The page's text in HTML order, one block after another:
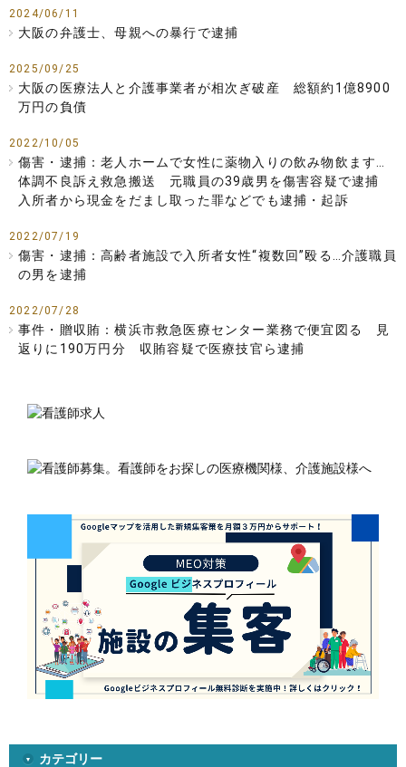
2024/06/11
大阪の弁護士、母親への暴行で逮捕
2025/09/25
大阪の医療法人と介護事業者が相次ぎ破産 総額約1億8900
万円の負債
2022/10/05
傷害・逮捕：老人ホームで女性に薬物入りの飲み物飲ます…
体調不良訴え救急搬送 元職員の39歳男を傷害容疑で逮捕
入所者から現金をだまし取った罪などでも逮捕・起訴
2022/07/19
傷害・逮捕：高齢者施設で入所者女性“複数回”殴る…介護職員
の男を逮捕
2022/07/28
事件・贈収賄：横浜市救急医療センター業務で便宜図る 見
返りに190万円分 収賄容疑で医療技官ら逮捕
カテゴリー